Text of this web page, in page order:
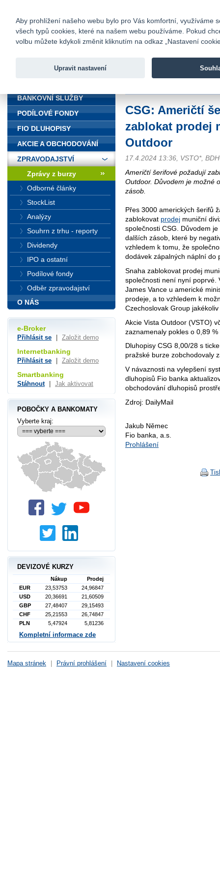
Fio banka
Fio banka
CSG: Američtí
zablokat prodej
Outdoor
17.4.2024 13:36, VSTO*,
Američtí šerifové požadují
Outdoor. Důvodem je možné
zásob.
Přes 3000 amerických šerifů
zablokovat prodej muniční
společnosti CSG. Důvodem
dalších zásob, které by
vzhledem k tomu, že
dodávek zápalných náplní do
Snaha zablokovat prodej
společnosti není nyní poprvé.
James Vance u americké
prodeje, a to vzhledem k
Czechoslovak Group
Akcie Vista Outdoor (VSTO)
zaznamenaly pokles o 0,89
Dluhopisy CSG 8,00/28 s
pražské burze zobchodovaly
V návaznosti na vylepšení
dluhopisů Fio banka
obchodování dluhopisů
Zdroj: DailyMail
Jakub Němec
Fio banka, a.s.
Prohlášení
BANKOVNÍ SLUŽBY
PODÍLOVÉ FONDY
FIO DLUHOPISY
AKCIE A OBCHODOVÁNÍ
ZPRAVODAJSTVÍ
Zprávy z burzy
Odborné články
StockList
Analýzy
Souhrn z trhu - reporty
Dividendy
IPO a ostatní
Podílové fondy
Odběr zpravodajství
O NÁS
e-Broker
Přihlásit se Založit demo
Internetbanking
Přihlásit se Založit demo
Smartbanking
Stáhnout Jak aktivovat
POBOČKY A BANKOMATY
Vyberte kraj:
DEVIZOVÉ KURZY
Nákup
Prodej
EUR
23,53753
24,96847
USD
20,36691
21,60509
GBP
27,48407
29,15493
CHF
25,21553
26,74847
PLN
5,47924 5,81236
Kompletní informace zde
Mapa stránek Právní prohlášení Nastavení cookies
Aby prohlížení našeho webu bylo pro Vás komfortní, využíváme
všech typů cookies, které na našem webu používáme. Pokud
volbu můžete kdykoli změnit kliknutím na odkaz „Nastavení
Upravit nastavení